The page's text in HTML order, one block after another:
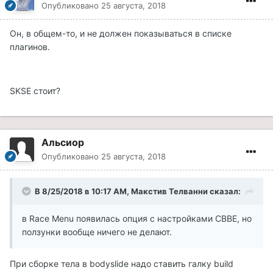
Опубликовано 25 августа, 2018
Он, в общем-то, и не должен показываться в списке
плагинов.
SKSE стоит?
Альсиор
Опубликовано 25 августа, 2018
В 8/25/2018 в 10:17 AM, Макстив Телванни сказал:
в Race Menu появилась опция с настройками CBBE, но
ползунки вообще ничего не делают.
При сборке тела в bodyslide надо ставить галку build